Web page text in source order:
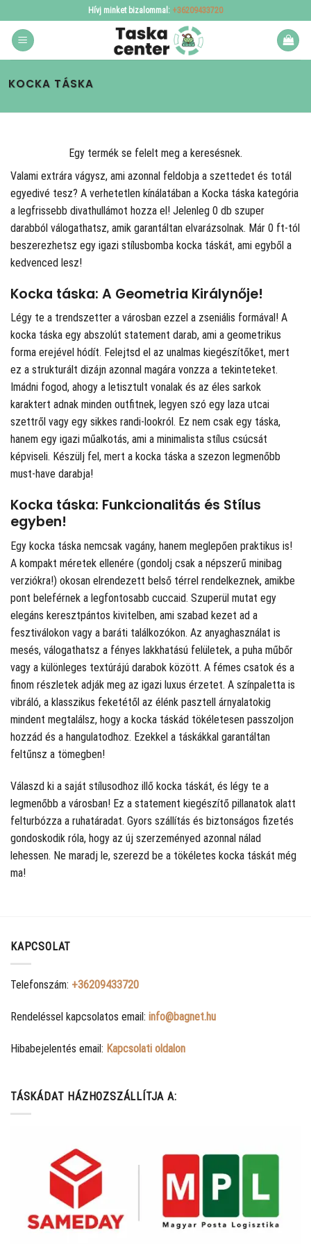
to
content
Hívj minket bizalommal: +36209433720
KOCKA TÁSKA
Egy termék se felelt meg a keresésnek.
Valami extrára vágysz, ami azonnal feldobja a szettedet és totál
egyedivé tesz? A verhetetlen kínálatában a Kocka táska kategória
a legfrissebb divathullámot hozza el! Jelenleg 0 db szuper
darabból válogathatsz, amik garantáltan elvarázsolnak. Már 0 ft-tól
beszerezhetsz egy igazi stílusbomba kocka táskát, ami egyből a
kedvenced lesz!
Kocka táska: A Geometria Királynője!
Légy te a trendszetter a városban ezzel a zseniális formával! A
kocka táska egy abszolút statement darab, ami a geometrikus
forma erejével hódít. Felejtsd el az unalmas kiegészítőket, mert
ez a strukturált dizájn azonnal magára vonzza a tekinteteket.
Imádni fogod, ahogy a letisztult vonalak és az éles sarkok
karaktert adnak minden outfitnek, legyen szó egy laza utcai
szettről vagy egy sikkes randi-lookról. Ez nem csak egy táska,
hanem egy igazi műalkotás, ami a minimalista stílus csúcsát
képviseli. Készülj fel, mert a kocka táska a szezon legmenőbb
must-have darabja!
Kocka táska: Funkcionalitás és Stílus
egyben!
Egy kocka táska nemcsak vagány, hanem meglepően praktikus is!
A kompakt méretek ellenére (gondolj csak a népszerű minibag
verziókra!) okosan elrendezett belső térrel rendelkeznek, amikbe
pont beleférnek a legfontosabb cuccaid. Szuperül mutat egy
elegáns keresztpántos kivitelben, ami szabad kezet ad a
fesztiválokon vagy a baráti találkozókon. Az anyaghasználat is
mesés, válogathatsz a fényes lakkhatású felületek, a puha műbőr
vagy a különleges textúrájú darabok között. A fémes csatok és a
finom részletek adják meg az igazi luxus érzetet. A színpaletta is
vibráló, a klasszikus feketétől az élénk pasztell árnyalatokig
mindent megtalálsz, hogy a kocka táskád tökéletesen passzoljon
hozzád és a hangulatodhoz. Ezekkel a táskákkal garantáltan
feltűnsz a tömegben!
Válaszd ki a saját stílusodhoz illő kocka táskát, és légy te a
legmenőbb a városban! Ez a statement kiegészítő pillanatok alatt
felturbózza a ruhatáradat. Gyors szállítás és biztonságos fizetés
gondoskodik róla, hogy az új szerzeményed azonnal nálad
lehessen. Ne maradj le, szerezd be a tökéletes kocka táskát még
ma!
KAPCSOLAT
Telefonszám: +36209433720
Rendeléssel kapcsolatos email: info@bagnet.hu
Hibabejelentés email: Kapcsolati oldalon
TÁSKÁDAT HÁZHOZSZÁLLÍTJA A: